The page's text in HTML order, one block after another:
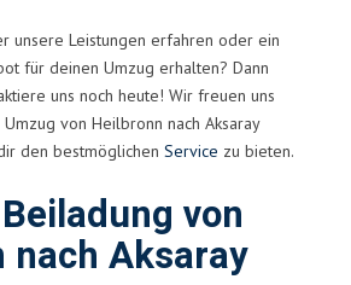
unsere Leistungen erfahren oder ein
für deinen Umzug erhalten? Dann
uns noch heute! Wir freuen uns
von Heilbronn nach Aksaray
den bestmöglichen Service zu bieten.
von
nach Aksaray